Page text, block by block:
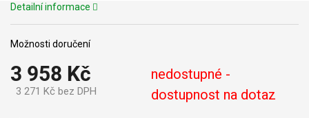
3 958 Kč
3 271 Kč bez DPH
nedostupné -
dostupnost na dotaz
Možnosti doručení
Detailní informace